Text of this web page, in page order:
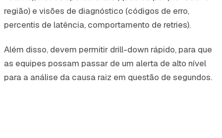
região) e visões de diagnóstico (códigos de erro,
percentis de latência, comportamento de retries).
Além disso, devem permitir drill-down rápido, para que
as equipes possam passar de um alerta de alto nível
para a análise da causa raiz em questão de segundos.